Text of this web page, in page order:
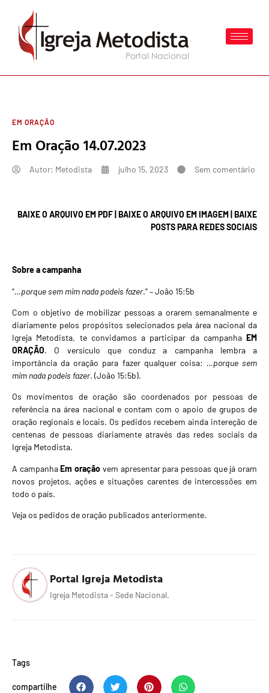
EM ORAÇÃO
Em Oração 14.07.2023
Autor: Metodista julho 15, 2023 Sem comentário
BAIXE O ARQUIVO EM PDF BAIXE O ARQUIVO EM IMAGEM BAIXE
POSTS PARA REDES SOCIAIS
Sobre a campanha
“…porque sem mim nada podeis fazer.” – João 15:5b
Com o objetivo de mobilizar pessoas a orarem semanalmente e
diariamente pelos propósitos selecionados pela área nacional da
Igreja Metodista, te convidamos a participar da campanha EM
ORAÇÃO. O versículo que conduz a campanha lembra a
importância da oração para fazer qualquer coisa: …porque sem
mim nada podeis fazer. (João 15:5b).
Os movimentos de oração são coordenados por pessoas de
referência na área nacional e contam com o apoio de grupos de
oração regionais e locais. Os pedidos recebem ainda intereção de
centenas de pessoas diariamente através das redes sociais da
Igreja Metodista.
A campanhaEm oração vem apresentar para pessoas que já oram
novos projetos, ações e situações carentes de intercessões em
todo o país.
Veja os pedidos de oração publicados anteriormente.
Portal Igreja Metodista
Igreja Metodista - Sede Nacional.
Tags
compartilhe